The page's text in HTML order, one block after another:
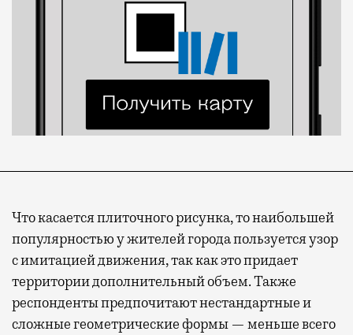
Что касается плиточного рисунка, то наибольшей
популярностью у жителей города пользуется узор
с имитацией движения, так как это придает
территории дополнительный объем. Также
респонденты предпочитают нестандартные и
сложные геометрические формы — меньше всего